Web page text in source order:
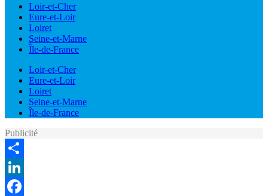
Loir-et-Cher
Eure-et-Loir
Loiret
Seine-et-Marne
Île-de-France
Loir-et-Cher
Eure-et-Loir
Loiret
Seine-et-Marne
Île-de-France
Publicité
Share
LinkedIn